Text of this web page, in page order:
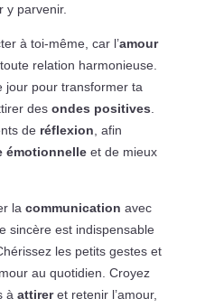
y parvenir.
à toi-même, car l’amour
relation harmonieuse.
jour pour transformer ta
des ondes positives
de réflexion , afin
émotionnelleet de mieux
la communication avec
sincère est indispensable
les petits gestes et
au quotidien. Croyez
à attireret retenir l’amour,